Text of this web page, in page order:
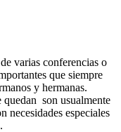
varias conferencias o
que siempre
y hermanas.
quedan son usualmente
necesidades especiales